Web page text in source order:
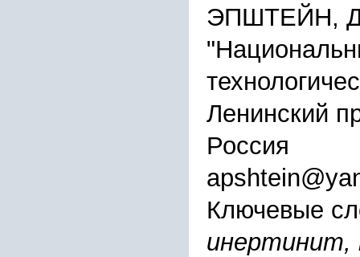
ЭПШТЕЙН,
Ленинский
Россия
Ключевые
инертинит,